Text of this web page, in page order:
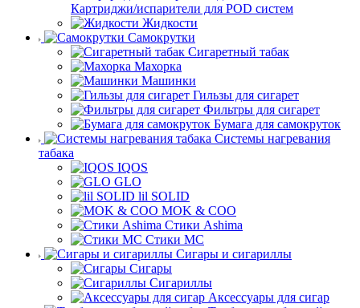
Картриджи/испарители для POD систем
Жидкости
Самокрутки
Сигаретный табак
Махорка
Машинки
Гильзы для сигарет
Фильтры для сигарет
Бумага для самокруток
Системы нагревания
табака
IQOS
GLO
lil SOLID
MOK & COO
Стики Ashima
Стики MC
Сигары и сигариллы
Сигары
Сигариллы
Аксессуары для сигар